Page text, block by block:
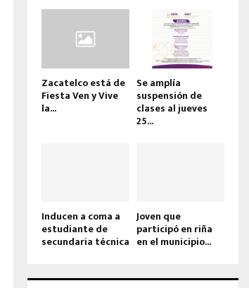
Zacatelco está de
Fiesta Ven y Vive
la...
Se amplía
suspensión de
clases al jueves
25...
Inducen a coma a
estudiante de
secundaria técnica
Joven que
participó en riña
en el municipio...